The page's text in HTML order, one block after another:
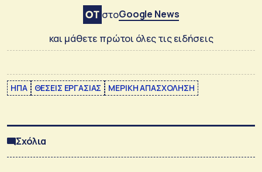
στοGoogle News
και μάθετε πρώτοι όλες τις ειδήσεις
ΗΠΑ ΘΕΣΕΙΣ ΕΡΓΑΣΙΑΣ ΜΕΡΙΚΗ ΑΠΑΣΧΟΛΗΣΗ
Σχόλια